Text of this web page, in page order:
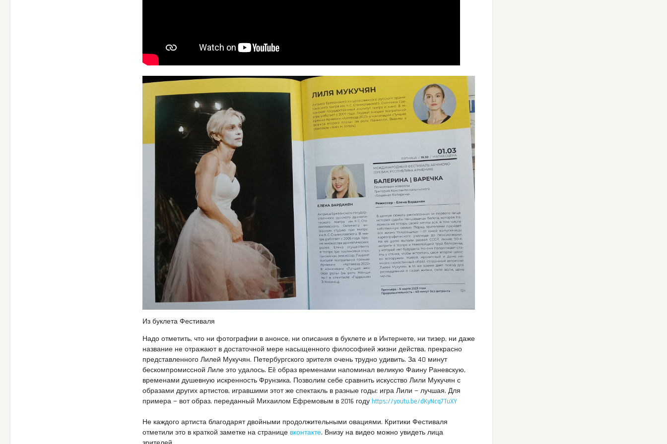
Из буклета Фестиваля
Надо отметить, что ни фотографии в анонсе, ни описания в буклете и в Интернете, ни тизер, ни даже
название не отражают в достаточной мере насыщенного философией жизни действа, прекрасно
представленного Лилей Мукучян. Петербургского зрителя очень трудно удивить. За 40 минут
бескомпромиссной Лиле это удалось. Еë образ временами напоминал великую Фаину Раневскую,
временами душевную искренность Фрунзика. Позволим себе сравнить искусство Лили Мукучян с
образами других артистов, игравшими этот же спектакль в разные годы: игра Лили — лучшая. Для
примера — вот образ, переданный Михаилом Ефремовым в 2016 году https://youtu.be/dKyNcq7TuXY
Не каждого артиста благодарят двойными продолжительными овациями. Критики Фестиваля
отметили это в краткой заметке на странице вконтакте. Внизу на видео можно увидеть лица